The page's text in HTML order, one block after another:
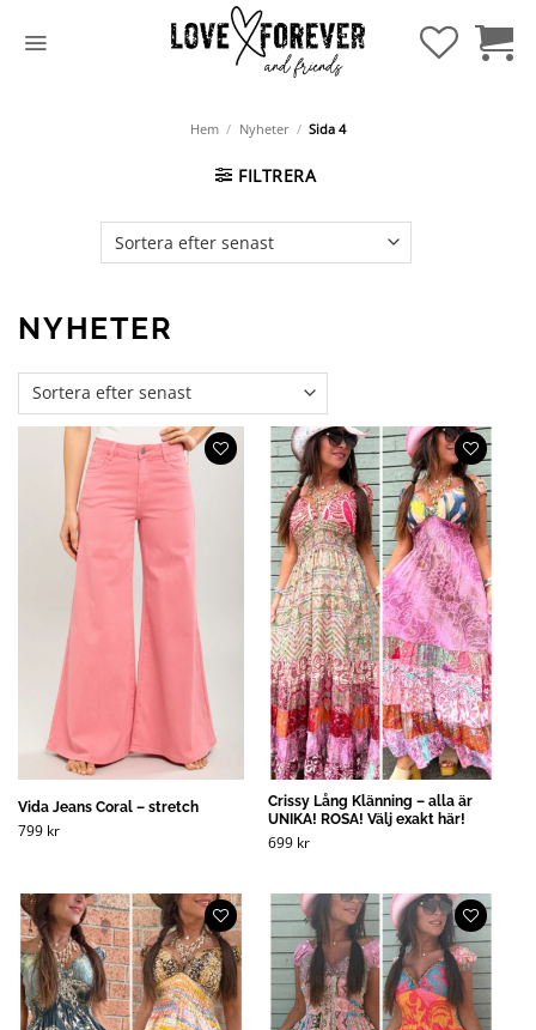
Hem / Nyheter / Sida 4
FILTRERA
NYHETER
Vida Jeans Coral – stretch
799 kr
Crissy Lång Klänning – alla är
UNIKA! ROSA! Välj exakt här!
699 kr